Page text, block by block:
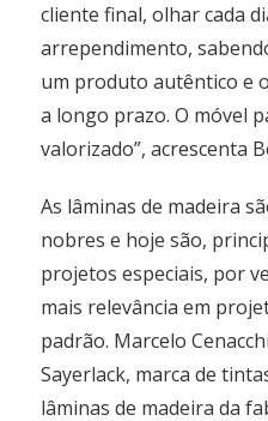
cliente final, olhar cada
arrependimento,
um produto autêntico e
a longo prazo. O móvel
valorizado”, acrescenta
As lâminas de madeira
nobres e hoje são,
projetos especiais, por
mais relevância em
padrão. Marcelo
Sayerlack, marca de
lâminas de madeira da